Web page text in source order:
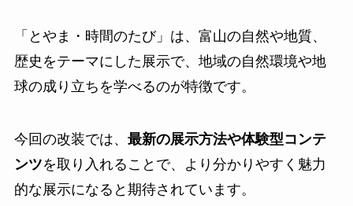
「とやま・時間のたび」は、富山の自然や地質、
歴史をテーマにした展示で、地域の自然環境や地
球の成り立ちを学べるのが特徴です。
今回の改装では、 最新の展示方法や体験型コンテ
ンツを取り入れることで、より分かりやすく魅力
的な展示になると期待されています。